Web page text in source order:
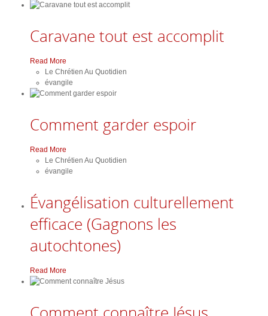
Caravane tout est accomplit
Read More
Le Chrétien Au Quotidien
évangile
Comment garder espoir
Read More
Le Chrétien Au Quotidien
évangile
Évangélisation culturellement
efficace (Gagnons les
autochtones)
Read More